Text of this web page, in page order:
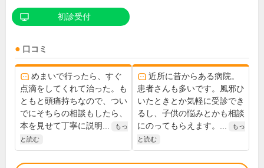
初診受付
口コミ
めまいで行ったら、すぐ
点滴をしてくれて治った。も
ともと頭痛持ちなので、つい
でにそちらの相談もしたら、
本を見せて丁寧に説明...
もっ
と読む
近所に昔からある病院。
患者さんも多いです。風邪ひ
いたときとか気軽に受診でき
るし、子供の悩みとかも相談
にのってもらえます。...
もっ
と読む